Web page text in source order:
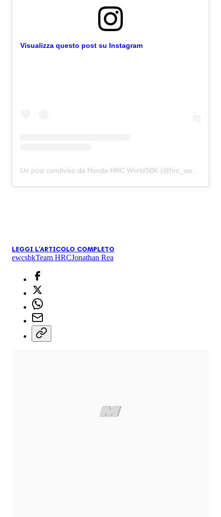
Visualizza questo post su Instagram
LEGGI L'ARTICOLO COMPLETO
ewcsbkTeam HRCJonathan Rea